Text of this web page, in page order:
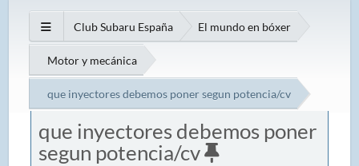
Club Subaru España El mundo en bóxer
Motor y mecánica
que inyectores debemos poner segun potencia/cv
que inyectores debemos poner
segun potencia/cv